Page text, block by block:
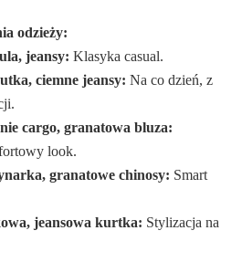
odzieży:
jeansy: Klasyka casual.
ciemne jeansy: Na co dzień, z
cargo, granatowa bluza:
look.
granatowe chinosy: Smart
jeansowa kurtka: Stylizacja na